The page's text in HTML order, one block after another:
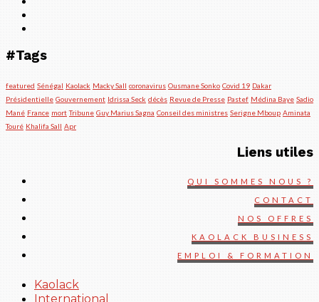
#Tags
featured Sénégal Kaolack Macky Sall coronavirus Ousmane Sonko Covid 19 Dakar
Présidentielle Gouvernement Idrissa Seck décès Revue de Presse Pastef Médina Baye Sadio
Mané France mort Tribune Guy Marius Sagna Conseil des ministres Serigne Mboup Aminata
Touré Khalifa Sall Apr
Liens utiles
QUI SOMMES NOUS ?
CONTACT
NOS OFFRES
KAOLACK BUSINESS
EMPLOI & FORMATION
Kaolack
International